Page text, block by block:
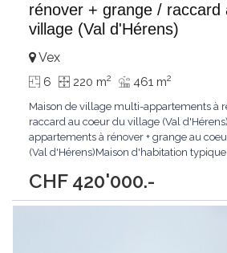
rénover + grange / raccard
village (Val d'Hérens)
CHF 420'000.-
Vex
6 220 m2 461 m2
Maison de village multi-appartements à
raccard au coeur du village (Val
appartements à rénover + grange au
(Val d'Hérens)Maison d'habitation
ainsi que d'une grange indépendante
transformation.1. Maison multi-